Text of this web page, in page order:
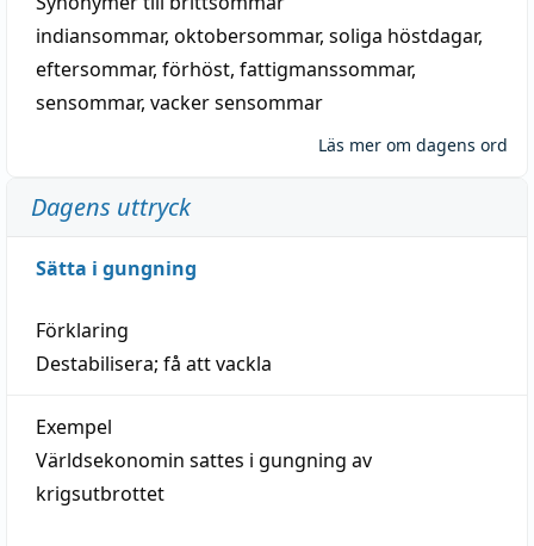
indiansommar, oktobersommar, soliga höstdagar,
eftersommar, förhöst, fattigmanssommar,
sensommar, vacker sensommar
Läs mer om dagens ord
Dagens uttryck
Sätta i gungning
Förklaring
Destabilisera; få att vackla
Exempel
Världsekonomin sattes i gungning av
krigsutbrottet